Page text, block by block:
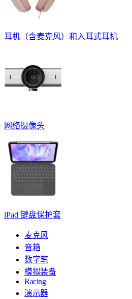
耳机（含麦克风）和入耳式耳机
网络摄像头
iPad 键盘保护套
麦克风
音箱
数字笔
模拟装备
Racing
演示器